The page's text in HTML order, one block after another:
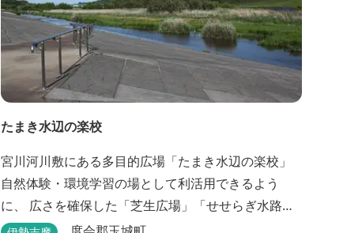
たまき水辺の楽校
宮川河川敷にある多目的広場「たまき水辺の楽校」
自然体験・環境学習の場として利活用できるよう
に、 広さを確保した「芝生広場」「せせらぎ水路」
等が整備されています。 芝生広場でのスポーツやバ